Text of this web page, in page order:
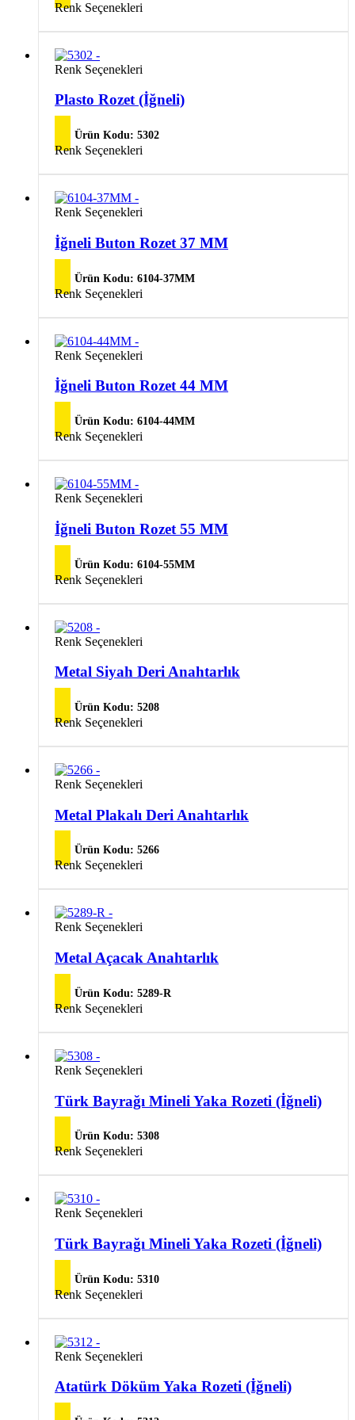
Seçenekler
seçilebilir
Bu
birden
fazla
varyasyonu
var.
Seçenekler
ürün
seçilebilir
Renk Seçenekleri
Bu
birden
varyasyonu
Seçenekler
seçilebilir
Renk Seçenekleri
Plasto Rozet (İğneli)
Ürün Kodu: 5302
Bu
birden
fazla
varyasyonu
var.
Seçenekler
ürün
sayfasından
seçilebilir
Renk Seçenekleri
Renk Seçenekleri
İğneli Buton Rozet 37 MM
Ürün Kodu: 6104-37MM
Renk Seçenekleri
Renk Seçenekleri
İğneli Buton Rozet 44 MM
Ürün Kodu: 6104-44MM
Renk Seçenekleri
Renk Seçenekleri
İğneli Buton Rozet 55 MM
Ürün Kodu: 6104-55MM
Renk Seçenekleri
Renk Seçenekleri
Metal Siyah Deri Anahtarlık
Ürün Kodu: 5208
Renk Seçenekleri
Renk Seçenekleri
Metal Plakalı Deri Anahtarlık
Ürün Kodu: 5266
Renk Seçenekleri
Bu
birden
fazla
Seçenekler
seçilebilir
Renk Seçenekleri
Metal Açacak Anahtarlık
Ürün Kodu: 5289-R
Bu
birden
fazla
varyasyonu
var.
Seçenekler
ürün
seçilebilir
Renk Seçenekleri
Renk Seçenekleri
Türk Bayrağı Mineli Yaka Rozeti (İğneli)
Ürün Kodu: 5308
Renk Seçenekleri
Renk Seçenekleri
Türk Bayrağı Mineli Yaka Rozeti (İğneli)
Ürün Kodu: 5310
Renk Seçenekleri
Bu
birden
varyasyonu
Renk Seçenekleri
Atatürk Döküm Yaka Rozeti (İğneli)